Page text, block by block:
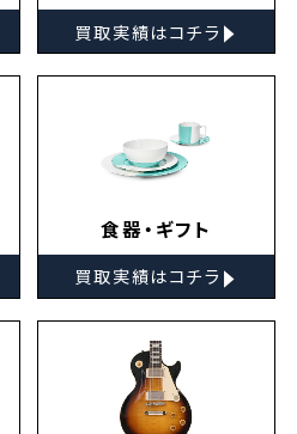
買取実績はコチラ ▸
食器・ギフト
買取実績はコチラ ▸